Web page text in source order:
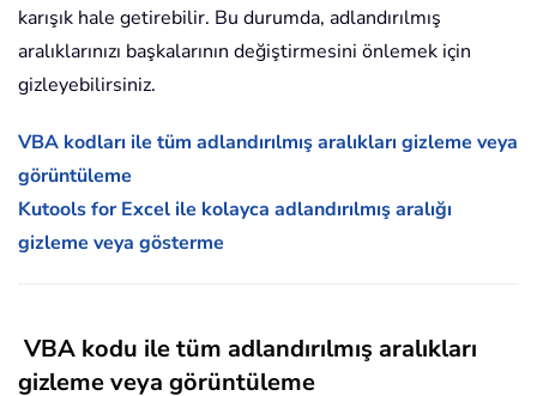
karışık hale getirebilir. Bu durumda, adlandırılmış
aralıklarınızı başkalarının değiştirmesini önlemek için
gizleyebilirsiniz.
VBA kodları ile tüm adlandırılmış aralıkları gizleme veya
görüntüleme
Kutools for Excel ile kolayca adlandırılmış aralığı
gizleme veya gösterme
VBA kodu ile tüm adlandırılmış aralıkları
gizleme veya görüntüleme